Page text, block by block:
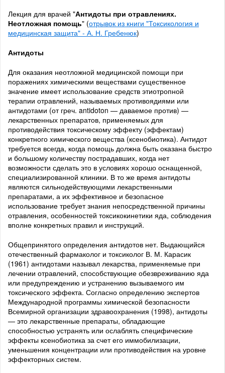
Лекция для врачей "Антидоты при отравлениях.
Неотложная помощь" (отрывок из книги "Токсикология и
медицинская защита" - А. Н. Гребенюк)
Антидоты
Для оказания неотложной медицинской помощи при
поражениях химическими веществами существенное
значение имеет использование средств этиотропной
терапии отравлений, называемых противоядиями или
антидотами (от греч. antidoton — даваемое против) —
лекарственных препаратов, применяемых для
противодействия токсическому эффекту (эффектам)
конкретного химического вещества (ксенобиотика). Антидот
требуется всегда, когда помощь должна быть оказана быстро
и большому количеству пострадавших, когда нет
возможности сделать это в условиях хорошо оснащенной,
специализированной клиники. В то же время антидоты
являются сильнодействующими лекарственными
препаратами, а их эффективное и безопасное
использование требует знания непосредственной причины
отравления, особенностей токсикокинетики яда, соблюдения
вполне конкретных правил и инструкций.
Общепринятого определения антидотов нет. Выдающийся
отечественный фармаколог и токсиколог В. М. Карасик
(1961) антидотами называл лекарства, применяемые при
лечении отравлений, способствующие обезвреживанию яда
или предупреждению и устранению вызываемого им
токсического эффекта. Согласно определению экспертов
Международной программы химической безопасности
Всемирной организации здравоохранения (1998), антидоты
— это лекарственные препараты, обладающие
способностью устранять или ослаблять специфические
эффекты ксенобиотика за счет его иммобилизации,
уменьшения концентрации или противодействия на уровне
эффекторных систем.